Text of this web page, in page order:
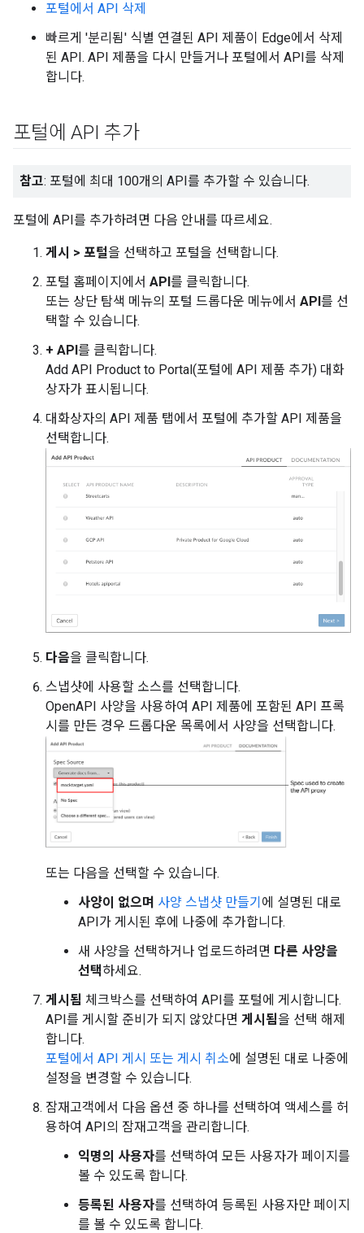
포털에서 API 삭제
빠르게 '분리됨' 식별 연결된 API 제품이 Edge에서 삭제
된 API. API 제품을 다시 만들거나 포털에서 API를 삭제
합니다.
포털에 API 추가
참고: 포털에 최대 100개의 API를 추가할 수 있습니다.
포털에 API를 추가하려면 다음 안내를 따르세요.
게시 > 포털을 선택하고 포털을 선택합니다.
포털 홈페이지에서 API를 클릭합니다.
또는 상단 탐색 메뉴의 포털 드롭다운 메뉴에서 API를 선
택할 수 있습니다.
+ API를 클릭합니다.
Add API Product to Portal(포털에 API 제품 추가) 대화
상자가 표시됩니다.
대화상자의 API 제품 탭에서 포털에 추가할 API 제품을
선택합니다.
다음을 클릭합니다.
스냅샷에 사용할 소스를 선택합니다.
OpenAPI 사양을 사용하여 API 제품에 포함된 API 프록
시를 만든 경우 드롭다운 목록에서 사양을 선택합니다.
또는 다음을 선택할 수 있습니다.
사양이 없으며 사양 스냅샷 만들기 에 설명된 대로
API가 게시된 후에 나중에 추가합니다.
새 사양을 선택하거나 업로드하려면 다른 사양을
선택하세요.
게시됨 체크박스를 선택하여 API를 포털에 게시합니다.
API를 게시할 준비가 되지 않았다면 게시됨을 선택 해제
합니다.
포털에서 API 게시 또는 게시 취소에 설명된 대로 나중에
설정을 변경할 수 있습니다.
잠재고객에서 다음 옵션 중 하나를 선택하여 액세스를 허
용하여 API의 잠재고객을 관리합니다.
익명의 사용자를 선택하여 모든 사용자가 페이지를
볼 수 있도록 합니다.
등록된 사용자를 선택하여 등록된 사용자만 페이지
를 볼 수 있도록 합니다.